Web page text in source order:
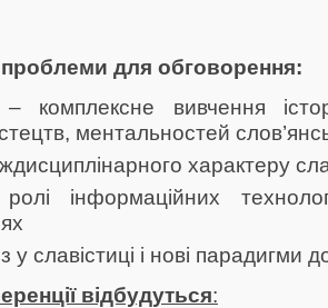
для обговорення:
– комплексне вивчення
ментальностей
характеру
інформаційних
у славістиці і нові парадигми
відбудуться: